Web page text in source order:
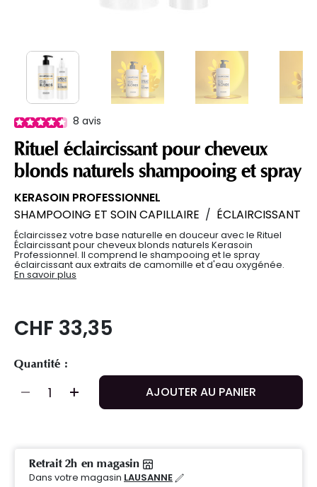
8 avis
Rituel éclaircissant pour cheveux
blonds naturels shampooing et spray
KERASOIN PROFESSIONNEL
SHAMPOOING ET SOIN CAPILLAIRE / ÉCLAIRCISSANT
Éclaircissez votre base naturelle en douceur avec le Rituel
Éclaircissant pour cheveux blonds naturels Kerasoin
Professionnel. Il comprend le shampooing et le spray
éclaircissant aux extraits de camomille et d'eau oxygénée.
En savoir plus
CHF 33,35
Quantité :
AJOUTER AU PANIER
Retrait 2h en magasin
Dans votre magasin LAUSANNE